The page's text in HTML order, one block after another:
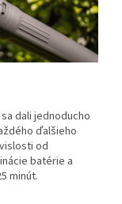
dali jednoducho
ďalšieho
od
batérie a
minút.